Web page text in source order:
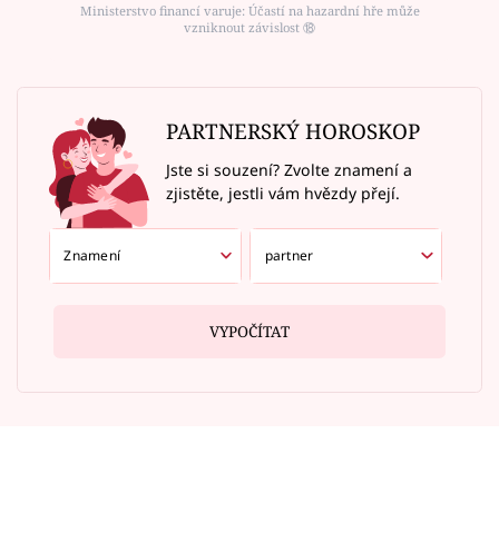
Ministerstvo financí varuje: Účastí na hazardní hře může
vzniknout závislost ⑱
PARTNERSKÝ HOROSKOP
Jste si souzení? Zvolte znamení a
zjistěte, jestli vám hvězdy přejí.
VYPOČÍTAT